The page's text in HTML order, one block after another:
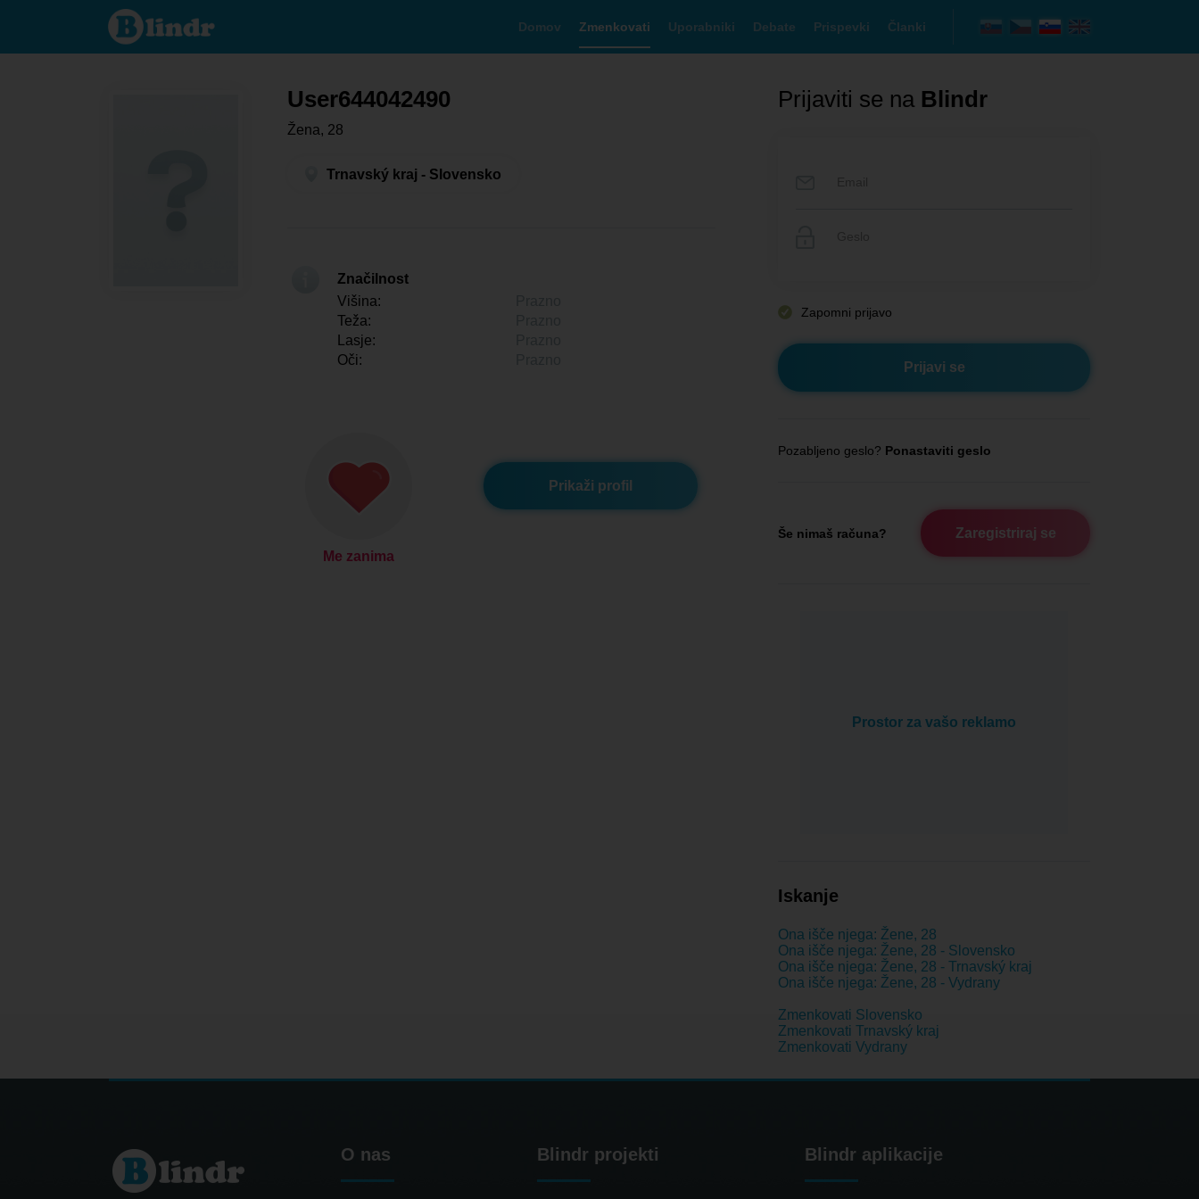
User644042490
- Ona išče
nekoga
Domov Zmenkovati Uporabniki Debate Prispevki Članki
User644042490
Žena, 28
Trnavský kraj - Slovensko
Značilnost
Višina:
Teža:
Lasje:
Oči:
Me zanima
Prikaži profil
Prijaviti se na Blindr
Zapomni prijavo
Pozabljeno geslo? Ponastaviti geslo
Še nimaš računa? Zaregistriraj se
Prostor za vašo reklamo
Iskanje
Ona išče njega: Žene, 28
Ona išče njega: Žene, 28 - Slovensko
Ona išče njega: Žene, 28 - Trnavský kraj
Ona išče njega: Žene, 28 - Vydrany
Zmenkovati Slovensko
Zmenkovati Trnavský kraj
Zmenkovati Vydrany
O nas Blindr projekti Blindr aplikacije